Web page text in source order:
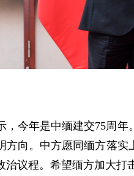
，今年是中缅建交75周
方向。中方愿同缅方落
治议程。希望缅方加大